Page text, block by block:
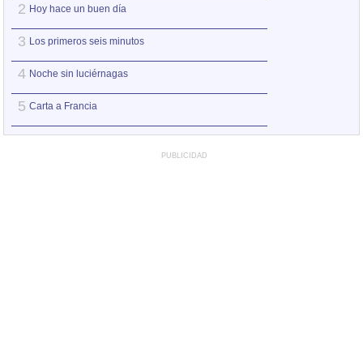
2 Hoy hace un buen día
3 Los primeros seis minutos
4 Noche sin luciérnagas
5 Carta a Francia
PUBLICIDAD